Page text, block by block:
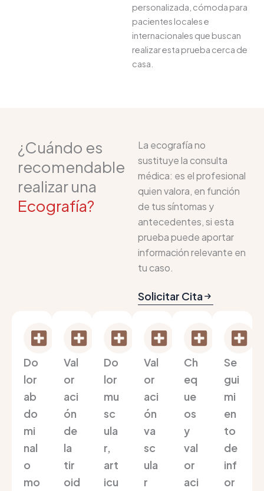
personalizada, cómoda para
pacientes locales e
internacionales que buscan
realizar esta prueba cerca de
casa.
¿Cuándo es
recomendable
realizar una
Ecografía?
La ecografía no
sustituye la consulta
médica: es el profesional
quien valora, en función
de tus síntomas y
antecedentes, si esta
prueba puede aportar
información relevante en
tu caso.
Solicitar Cita
Do
lor
ab
do
mi
nal
o
mo
Val
or
aci
ón
de
la
tir
oid
Do
lor
mu
sc
ula
r,
art
icu
Val
or
aci
ón
va
sc
ula
r
Ch
eq
ue
os
y
val
or
aci
Se
gui
mi
en
to
de
inf
or